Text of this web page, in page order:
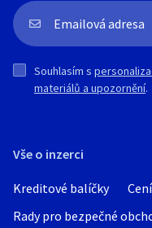
Vše o inzerci
Kreditové balíčky
Rady pro bezpečné
Souhlasím s
materiálů a upozornění.